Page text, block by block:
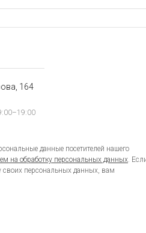
164
данные посетителей нашего
на обработку персональных данных.
своих персональных данных, вам